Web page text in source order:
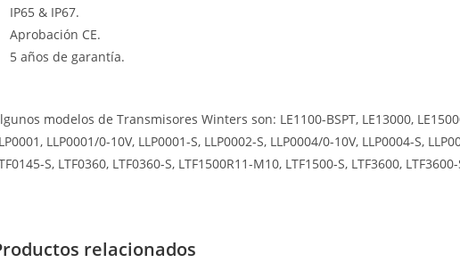
IP65 & IP67.
Aprobación CE.
5 años de garantía.
modelos de Transmisores Winters son: LE1100-BSPT, LE13000,
LLP0001/0-10V, LLP0001-S, LLP0002-S, LLP0004/0-10V, LLP0004-S,
S, LTF0360, LTF0360-S, LTF1500R11-M10, LTF1500-S, LTF3600,
relacionados